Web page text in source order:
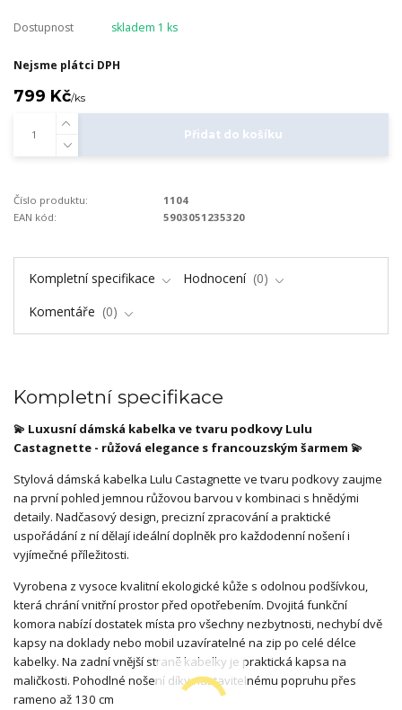
Dostupnost skladem 1 ks
Nejsme plátci DPH
799 Kč/ks
Přidat do košíku
Číslo produktu:
1104
EAN kód:
5903051235320
Kompletní specifikace Hodnocení
0
Komentáře
0
Kompletní specifikace
💫 Luxusní dámská kabelka ve tvaru podkovy Lulu
Castagnette - růžová elegance s francouzským šarmem 💫
Stylová dámská kabelka Lulu Castagnette ve tvaru podkovy zaujme
na první pohled jemnou růžovou barvou v kombinaci s hnědými
detaily. Nadčasový design, precizní zpracování a praktické
uspořádání z ní dělají ideální doplněk pro každodenní nošení i
vyjímečné příležitosti.
Vyrobena z vysoce kvalitní ekologické kůže s odolnou podšívkou,
která chrání vnitřní prostor před opotřebením. Dvojitá funkční
komora nabízí dostatek místa pro všechny nezbytnosti, nechybí dvě
kapsy na doklady nebo mobil uzavíratelné na zip po celé délce
kabelky. Na zadní vnější straně kabelky je praktická kapsa na
maličkosti. Pohodlné nošení díky nastavitelnému popruhu přes
rameno až 130 cm